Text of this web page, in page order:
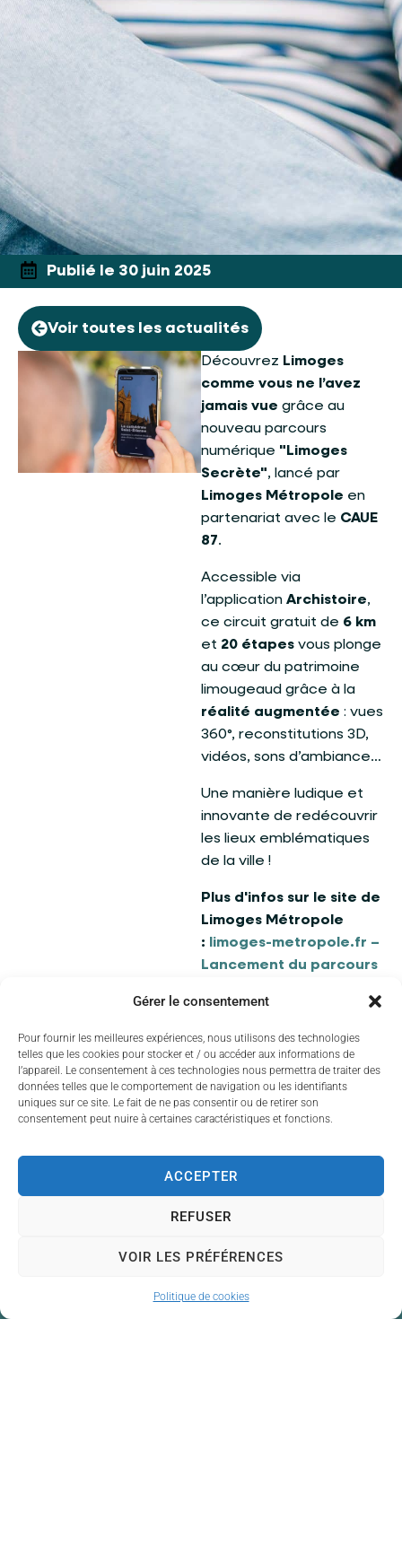
Gérer le consentement
Pour fournir les meilleures expériences, nous utilisons des technologies
telles que les cookies pour stocker et / ou accéder aux informations de
l’appareil. Le consentement à ces technologies nous permettra de traiter des
données telles que le comportement de navigation ou les identifiants
uniques sur ce site. Le fait de ne pas consentir ou de retirer son
consentement peut nuire à certaines caractéristiques et fonctions.
ACCEPTER
REFUSER
VOIR LES PRÉFÉRENCES
Politique de cookies
Publié le 30 juin 2025
Voir toutes les actualités
Découvrez Limoges
comme vous ne l’avez
jamais vue grâce au
nouveau parcours
numérique "Limoges
Secrète", lancé par
Limoges Métropole en
partenariat avec le CAUE
87.
Accessible via
l’application Archistoire,
ce circuit gratuit de 6 km
et 20 étapes vous plonge
au cœur du patrimoine
limougeaud grâce à la
réalité augmentée : vues
360°, reconstitutions 3D,
vidéos, sons d’ambiance…
Une manière ludique et
innovante de redécouvrir
les lieux emblématiques
de la ville !
Plus d'infos sur le site de
Limoges Métropole
:
limoges-metropole.fr –
Lancement du parcours